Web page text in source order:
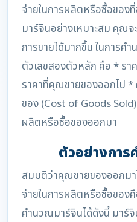
จ่ายในการผลิตหรือซื้อขอ
มาร์จินอย่างเหมาะสม คุณจ
การขายได้มากขึ้น ในการ
ตัวเลขสองตัวหลัก คือ * รา
ราคาที่คุณขายของออกไป *
ของ (Cost of Goods
ผลิตหรือซื้อของออกมา
ตัวอย่างกา
สมมติว่าคุณขายของออกมา
จ่ายในการผลิตหรือซื้อของ
คำนวณมาร์จินได้ดังนี้ มาร์จิ